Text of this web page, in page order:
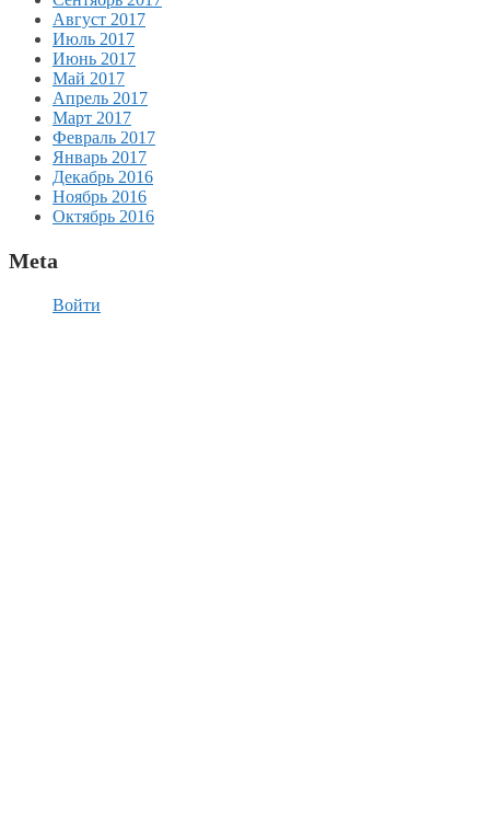
Август 2017
Июль 2017
Июнь 2017
Май 2017
Апрель 2017
Март 2017
Февраль 2017
Январь 2017
Декабрь 2016
Ноябрь 2016
Октябрь 2016
Meta
Войти